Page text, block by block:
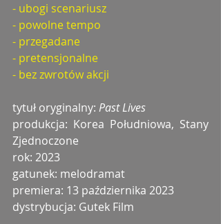
- ubogi scenariusz
- powolne tempo
- przegadane
- pretensjonalne
- bez zwrotów akcji
tytuł oryginalny: Past Lives
produkcja: Korea Południowa, Stany
Zjednoczone
rok: 2023
gatunek: melodramat
premiera: 13 października 2023
dystrybucja: Gutek Film